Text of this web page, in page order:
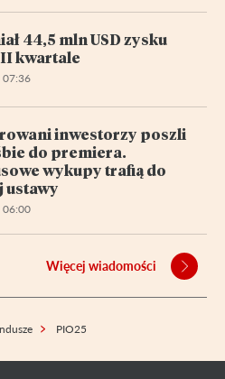
44,5 mln USD zysku
kwartale
07:36
inwestorzy poszli
do premiera.
wykupy trafią do
ustawy
06:00
Więcej wiadomości
PIO25